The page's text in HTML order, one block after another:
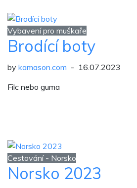
Vybavení pro muškaře
Brodící boty
by kamason.com - 16.07.2023
Filc nebo guma
Cestování - Norsko
Norsko 2023